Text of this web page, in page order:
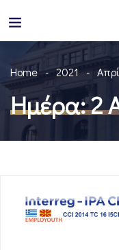
Home 2021
Ημέρα:2